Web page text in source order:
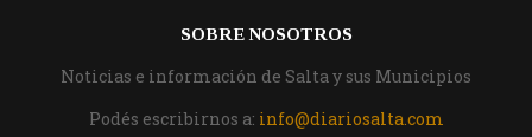
SOBRE NOSOTROS
Noticias e información de Salta y sus Municipios
Podés escribirnos a: info@diariosalta.com